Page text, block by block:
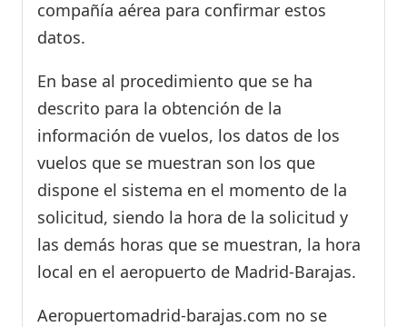
compañía aérea para confirmar estos
datos.
En base al procedimiento que se ha
descrito para la obtención de la
información de vuelos, los datos de los
vuelos que se muestran son los que
dispone el sistema en el momento de la
solicitud, siendo la hora de la solicitud y
las demás horas que se muestran, la hora
local en el aeropuerto de Madrid-Barajas.
Aeropuertomadrid-barajas.com no se